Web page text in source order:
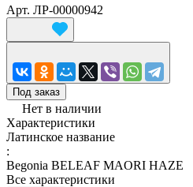
Арт. ЛР-00000942
Под заказ
Нет в наличии
Характеристики
Латинское название
:
Begonia BELEAF MAORI HAZE
Все характеристики